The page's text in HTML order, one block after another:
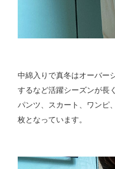
中綿入りで真冬はオーバー
するなど活躍シーズンが長
パンツ、スカート、ワンピ
枚となっています。